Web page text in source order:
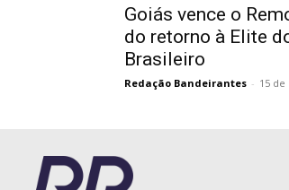
Goiás vence o
do retorno à Elite
Brasileiro
Redação Bandeirantes - 15 de